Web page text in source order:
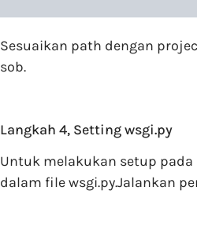
Sesuaikan path dengan
sob.
Langkah 4, Setting wsgi.py
Untuk melakukan setup
dalam file wsgi.py.Jalankan